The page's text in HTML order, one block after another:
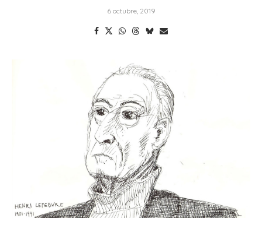
6 octubre, 2019